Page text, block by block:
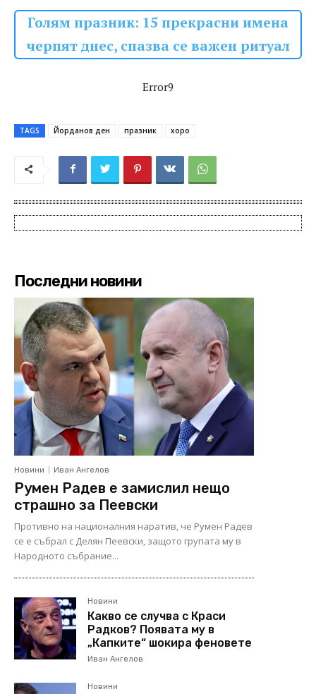
Голям празник: 15 прекрасни имена
черпят днес, спазва се важен ритуал
Error9
TAGS Йорданов ден празник хоро
Последни новини
Новини Иван Ангелов
Румен Радев е замислил нещо
страшно за Пеевски
Противно на националния наратив, че Румен Радев
се е събрал с Делян Пеевски, защото групата му в
Народното събрание...
Новини
Какво се случва с Краси
Радков? Появата му в
„Капките“ шокира феновете
Иван Ангелов
Новини